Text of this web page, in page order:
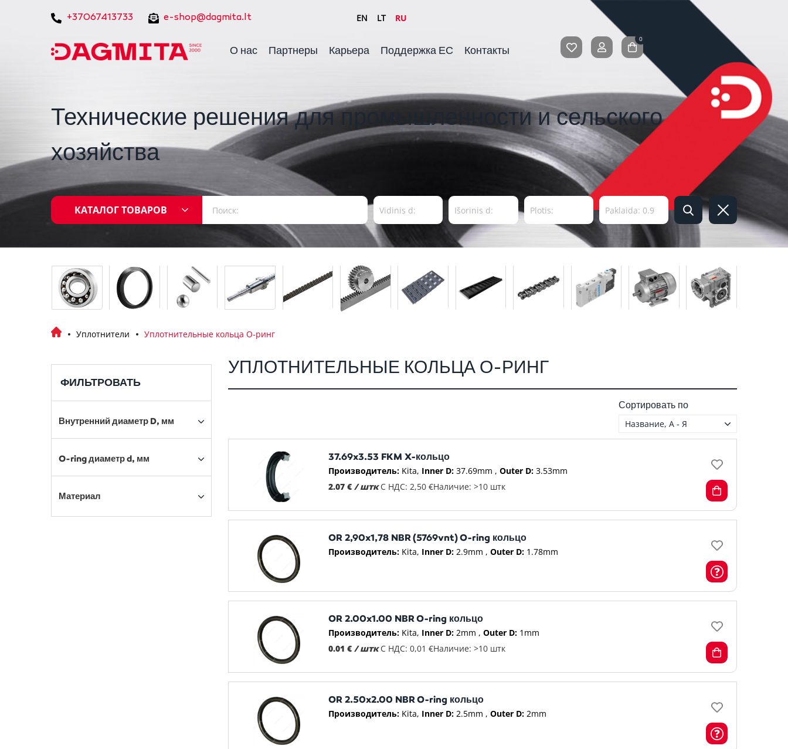
+37067413733 e-shop@dagmita.lt EN LT RU
О нас Партнеры Карьера Поддержка ЕС Контакты
0
Технические решения для промышленности и сельского
хозяйства
КАТАЛОГ ТОВАРОВ
Уплотнители Уплотнительные кольца О-ринг
ФИЛЬТРОВАТЬ
Внутренний диаметр D, мм
O-ring диаметр d, мм
Материал
УПЛОТНИТЕЛЬНЫЕ КОЛЬЦА О-РИНГ
Сортировать по
Название, А - Я
37.69x3.53 FKM X-кольцо
Производитель: Kita Inner D: 37.69mm Outer D: 3.53mm
2.07 € / штк С НДС: 2,50 €Наличие: >10 штк
OR 2,90x1,78 NBR (5769vnt) O-ring кольцо
Производитель: Kita Inner D: 2.9mm Outer D: 1.78mm
OR 2.00x1.00 NBR O-ring кольцо
Производитель: Kita Inner D: 2mm Outer D: 1mm
0.01 € / штк С НДС: 0,01 €Наличие: >10 штк
OR 2.50x2.00 NBR O-ring кольцо
Производитель: Kita Inner D: 2.5mm Outer D: 2mm